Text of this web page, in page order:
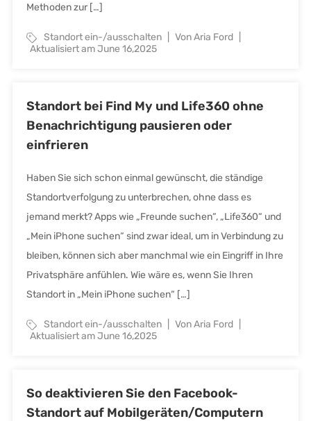
Methoden zur […]
Standort ein-/ausschalten
Von Aria Ford
Aktualisiert am June 16,2025
Standort bei Find My und Life360 ohne
Benachrichtigung pausieren oder
einfrieren
Haben Sie sich schon einmal gewünscht, die ständige
Standortverfolgung zu unterbrechen, ohne dass es
jemand merkt? Apps wie „Freunde suchen“, „Life360“ und
„Mein iPhone suchen“ sind zwar ideal, um in Verbindung zu
bleiben, können sich aber manchmal wie ein Eingriff in Ihre
Privatsphäre anfühlen. Wie wäre es, wenn Sie Ihren
Standort in „Mein iPhone suchen“ […]
Standort ein-/ausschalten
Von Aria Ford
Aktualisiert am June 16,2025
So deaktivieren Sie den Facebook-
Standort auf Mobilgeräten/Computern